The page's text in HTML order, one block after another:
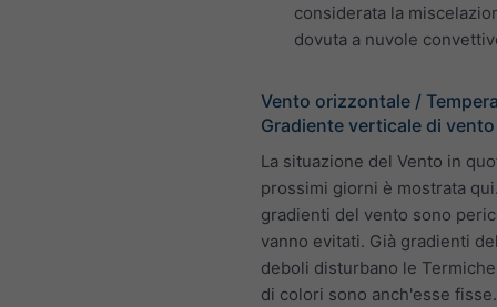
considerata la
dovuta a nuvole
Vento orizzontale /
Gradiente verticale di vento
La situazione del Vento in
prossimi giorni è mostrata
gradienti del vento sono
vanno evitati. Già gradienti
deboli disturbano le
di colori sono anch'esse fisse.